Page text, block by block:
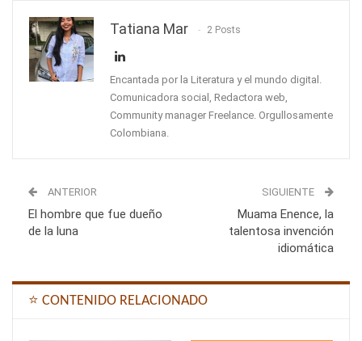
Tatiana Mar 2 Posts
Encantada por la Literatura y el mundo digital.
Comunicadora social, Redactora web,
Community manager Freelance. Orgullosamente
Colombiana.
ANTERIOR
El hombre que fue dueño
de la luna
SIGUIENTE
Muama Enence, la
talentosa invención
idiomática
⭐ CONTENIDO RELACIONADO